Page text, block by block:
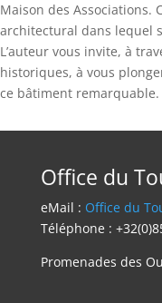
Maison des Associations.
architectural dans lequel
L’auteur vous invite, à
historiques, à vous
ce bâtiment remarquable.
Office du
eMail : Office du
Téléphone :
Promenades des